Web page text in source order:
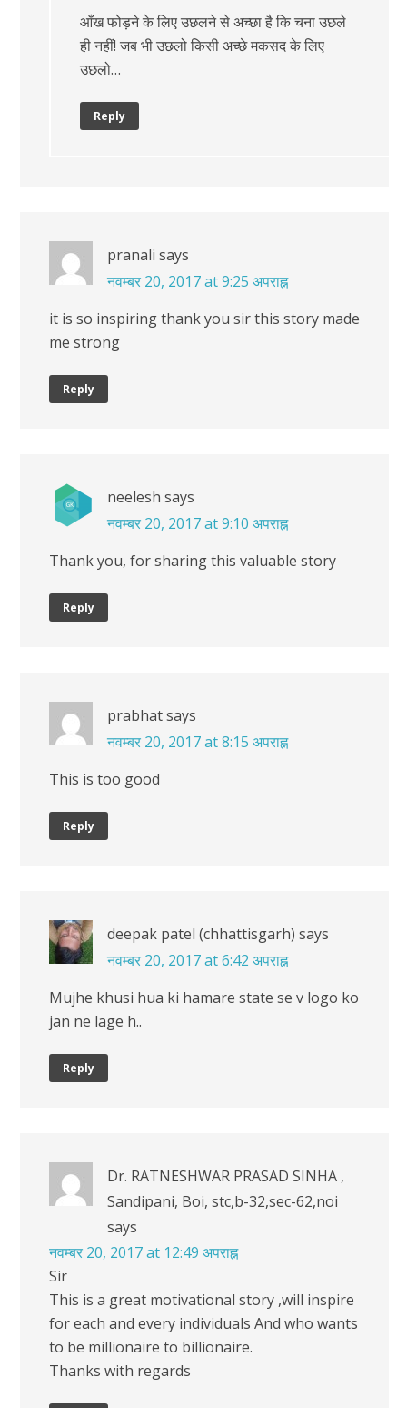
आँख फोड़ने के लिए उछलने से अच्छा है कि चना उछले
ही नहीं! जब भी उछलो किसी अच्छे मकसद के लिए
उछलो…
Reply
pranali says
नवम्बर 20, 2017 at 9:25 अपराह्न
it is so inspiring thank you sir this story made
me strong
Reply
neelesh says
नवम्बर 20, 2017 at 9:10 अपराह्न
Thank you, for sharing this valuable story
Reply
prabhatsays
नवम्बर 20, 2017 at 8:15 अपराह्न
This is too good
Reply
deepak patel (chhattisgarh) says
नवम्बर 20, 2017 at 6:42 अपराह्न
Mujhe khusi hua ki hamare state se v logo ko
jan ne lage h..
Reply
Dr. RATNESHWAR PRASAD SINHA ,
Sandipani, Boi, stc,b-32,sec-62,noi
says
नवम्बर 20, 2017 at 12:49 अपराह्न
Sir
This is a great motivational story ,will inspire
for each and every individuals And who wants
to be millionaire to billionaire.
Thanks with regards